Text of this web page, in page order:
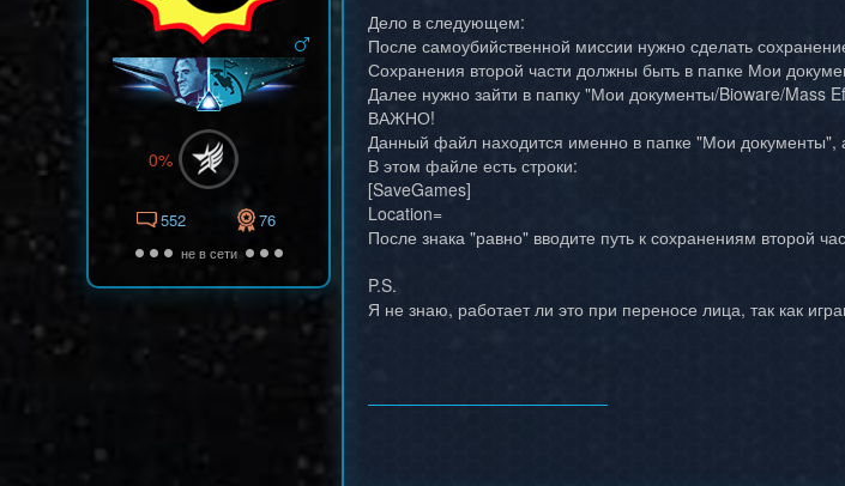
0%
552 76
не в сети
Дело в следующем:
После самоубийственной миссии нужно сделать
Сохранения второй части должны быть в папке Мои
Далее нужно зайти в папку "Мои документы/Bioware/Mass
ВАЖНО!
Данный файл находится именно в папке "Мои документы",
В этом файле есть строки:
[SaveGames]
Location=
После знака "равно" вводите путь к сохранениям второй
P.S.
Я не знаю, работает ли это при переносе лица, так как